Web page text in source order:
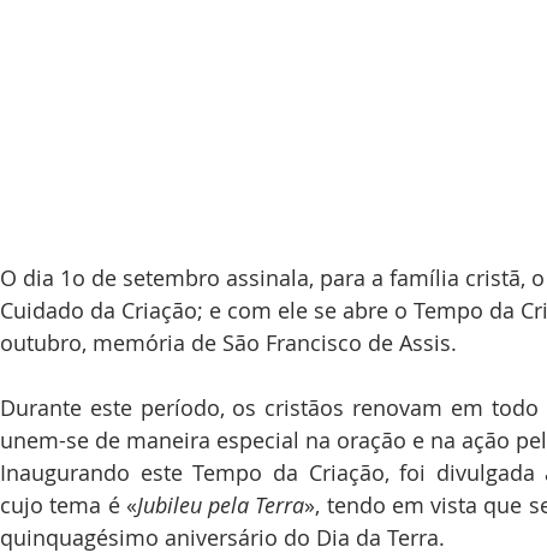
O dia 1o de setembro assinala, para a família cristã,
Cuidado da Criação; e com ele se abre o Tempo da
outubro, memória de São Francisco de Assis.
Durante este período, os cristãos renovam em
unem-se de maneira especial na oração e na ação
Inaugurando este Tempo da Criação, foi
cujo tema é «Jubileu pela Terra», tendo em vista que
quinquagésimo aniversário do Dia da Terra.